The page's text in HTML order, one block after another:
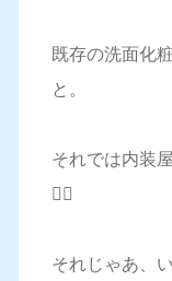
既存の洗面化
と。
それでは内装
🙋‍♀️
それじゃあ、